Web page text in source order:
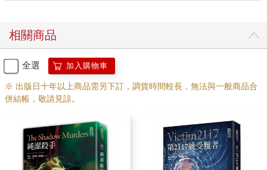
「我只是在測試從桌邊到我腳丫的距離完不完美。」
馬庫斯點點頭。警察總局的地下室正在翻修，逼得他的懸案組同
事得搬離原地，而對於這個國家最漫無秩序的部門，竟搬到這麼
靠近他在南港瓦片半島的新辦公室這點，他可一點也開心不起
來。這裡是哥本哈根警察調查局的最新駐所，而卡爾．莫爾克脾
氣暴躁的臭臉，加上蘿思．克努森不斷咆哮的組合，真的會把任
其是在這新冠肺炎爆發的可怕的一年，但馬庫斯知道他不會如願
以償。
「看一下這個，卡爾。」他打開檔案夾，指著一張從報紙撕下的
訃聞，「你怎麼想？」
相關商品
全選 加入購物車
※ 出版日十年以上商品需另下訂，調貨時間較長，無法與一般商品合
併結帳，敬請見諒。